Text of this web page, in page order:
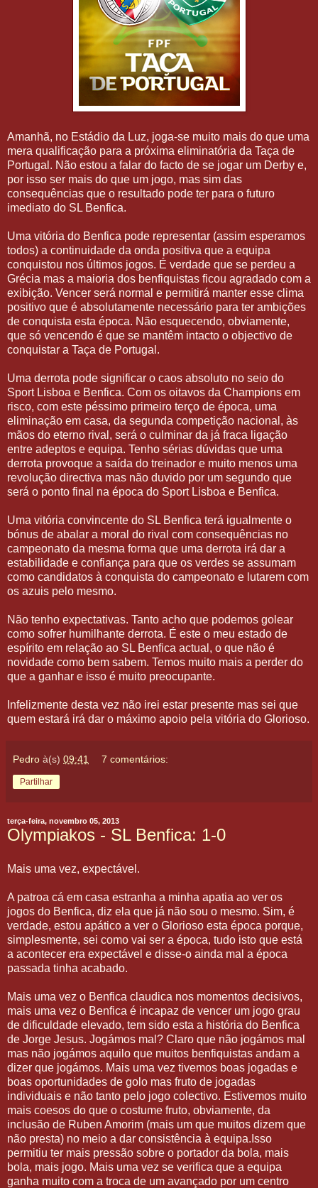
Amanhã, no Estádio da Luz, joga-se muito mais do que uma
mera qualificação para a próxima eliminatória da Taça de
Portugal. Não estou a falar do facto de se jogar um Derby e,
por isso ser mais do que um jogo, mas sim das
consequências que o resultado pode ter para o futuro
imediato do SL Benfica.
Uma vitória do Benfica pode representar (assim esperamos
todos) a continuidade da onda positiva que a equipa
conquistou nos últimos jogos. É verdade que se perdeu a
Grécia mas a maioria dos benfiquistas ficou agradado com a
exibição. Vencer será normal e permitirá manter esse clima
positivo que é absolutamente necessário para ter ambições
de conquista esta época. Não esquecendo, obviamente,
que só vencendo é que se mantêm intacto o objectivo de
conquistar a Taça de Portugal.
Uma derrota pode significar o caos absoluto no seio do
Sport Lisboa e Benfica. Com os oitavos da Champions em
risco, com este péssimo primeiro terço de época, uma
eliminação em casa, da segunda competição nacional, às
mãos do eterno rival, será o culminar da já fraca ligação
entre adeptos e equipa. Tenho sérias dúvidas que uma
derrota provoque a saída do treinador e muito menos uma
revolução directiva mas não duvido por um segundo que
será o ponto final na época do Sport Lisboa e Benfica.
Uma vitória convincente do SL Benfica terá igualmente o
bónus de abalar a moral do rival com consequências no
campeonato da mesma forma que uma derrota irá dar a
estabilidade e confiança para que os verdes se assumam
como candidatos à conquista do campeonato e lutarem com
os azuis pelo mesmo.
Não tenho expectativas. Tanto acho que podemos golear
como sofrer humilhante derrota. É este o meu estado de
espírito em relação ao SL Benfica actual, o que não é
novidade como bem sabem. Temos muito mais a perder do
que a ganhar e isso é muito preocupante.
Infelizmente desta vez não irei estar presente mas sei que
quem estará irá dar o máximo apoio pela vitória do Glorioso.
Pedro à(s) 09:41 7 comentários:
Partilhar
terça-feira, novembro 05, 2013
Olympiakos - SL Benfica: 1-0
Mais uma vez, expectável.
A patroa cá em casa estranha a minha apatia ao ver os
jogos do Benfica, diz ela que já não sou o mesmo. Sim, é
verdade, estou apático a ver o Glorioso esta época porque,
simplesmente, sei como vai ser a época, tudo isto que está
a acontecer era expectável e disse-o ainda mal a época
passada tinha acabado.
Mais uma vez o Benfica claudica nos momentos decisivos,
mais uma vez o Benfica é incapaz de vencer um jogo grau
de dificuldade elevado, tem sido esta a história do Benfica
de Jorge Jesus. Jogámos mal? Claro que não jogámos mal
mas não jogámos aquilo que muitos benfiquistas andam a
dizer que jogámos. Mais uma vez tivemos boas jogadas e
boas oportunidades de golo mas fruto de jogadas
individuais e não tanto pelo jogo colectivo. Estivemos muito
mais coesos do que o costume fruto, obviamente, da
inclusão de Ruben Amorim (mais um que muitos dizem que
não presta) no meio a dar consistência à equipa.Isso
permitiu ter mais pressão sobre o portador da bola, mais
bola, mais jogo. Mais uma vez se verifica que a equipa
ganha muito com a troca de um avançado por um centro